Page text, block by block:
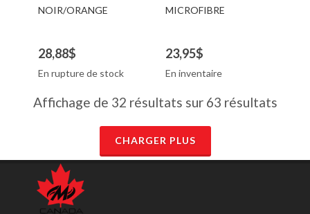
NOIR/ORANGE
28,88$
En rupture de stock
MICROFIBRE
23,95$
En inventaire
Affichage de 32 résultats sur 63 résultats
CHARGER PLUS